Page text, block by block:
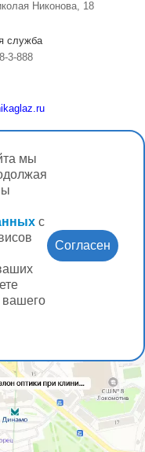
мы
с
вашего
Согласен
Никонова, 18
служба
3-888